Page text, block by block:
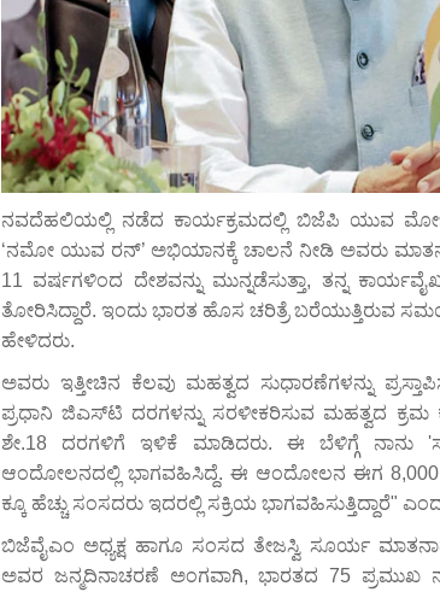
ನವದೆಹಲಿಯಲ್ಲಿ ನಡೆದ ಕಾರ್ಯಕ್ರಮದಲ್ಲಿ ಬಿಜೆಪಿ ಯುವ
‘ನಮೋ ಯುವ ರನ್’ ಅಭಿಯಾನಕ್ಕೆ ಚಾಲನೆ ನೀಡಿ ಅವರು
11 ವರ್ಷಗಳಿಂದ ದೇಶವನ್ನು ಮುನ್ನಡೆಸುತ್ತಾ, ತನ್ನ
ತೋರಿಸಿದ್ದಾರೆ. ಇಂದು ಭಾರತ ಹೊಸ ಚರಿತ್ರೆ ಬರೆಯುತ್ತಿರುವ
ಹೇಳಿದರು.
ಅವರು ಇತ್ತೀಚಿನ ಕೆಲವು ಮಹತ್ವದ ಸುಧಾರಣೆಗಳನ್ನು
ಪ್ರಧಾನಿ ಜಿಎಸ್‌ಟಿ ದರಗಳನ್ನು ಸರಳೀಕರಿಸುವ ಮಹತ್ವದ ಕ್ರಮ
ಶೇ.18 ದರಗಳಿಗೆ ಇಳಿಕೆ ಮಾಡಿದರು. ಈ ಬೆಳಿಗ್ಗೆ
ಆಂದೋಲನದಲ್ಲಿ ಭಾಗವಹಿಸಿದ್ದೆ. ಈ ಆಂದೋಲನ ಈಗ 8,000
ಕ್ಕೂ ಹೆಚ್ಚು ಸಂಸದರು ಇದರಲ್ಲಿ ಸಕ್ರಿಯ ಭಾಗವಹಿಸುತ್ತಿದ್ದಾರೆ"
ಬಿಜೆವೈಎಂ ಅಧ್ಯಕ್ಷ ಹಾಗೂ ಸಂಸದ ತೇಜಸ್ವಿ ಸೂರ್ಯ
ಅವರ ಜನ್ಮದಿನಾಚರಣೆ ಅಂಗವಾಗಿ, ಭಾರತದ 75